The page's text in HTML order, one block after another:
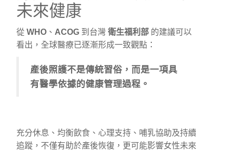
未來健康
從 WHO 、 ACOG 到台灣 衛生福利部 的建議可以
看出，全球醫療已逐漸形成一致觀點：
產後照護不是傳統習俗，而是一項具
有醫學依據的健康管理過程。
充分休息、均衡飲食、心理支持、哺乳協助及持續
追蹤，不僅有助於產後恢復，更可能影響女性未來